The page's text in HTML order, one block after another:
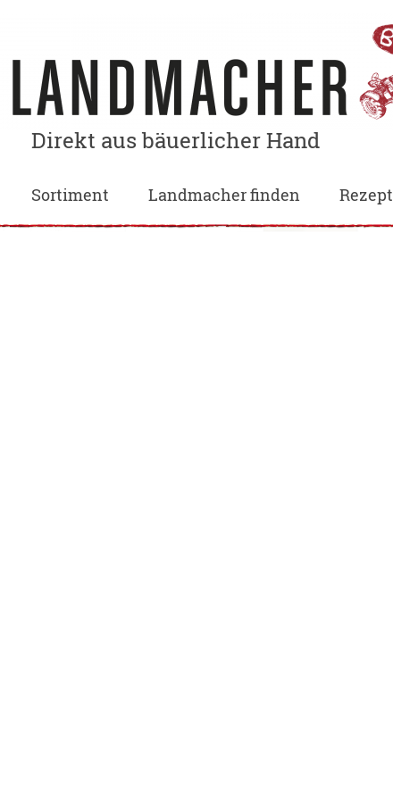
Direkt aus bäuerlicher Hand
Sortiment Landmacher finden